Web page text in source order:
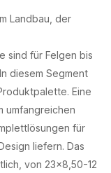
Landbau, der
sind für Felgen bis
diesem Segment
Eine
umfangreichen
für
liefern. Das
von 23×8,50-12